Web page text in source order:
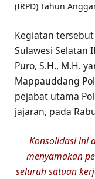
(IRPD) Tahun
Kegiatan
Sulawesi Selatan
Puro, S.H., M.H.
Mappauddang
pejabat utama
jajaran, pada
Konsolidasi ini
menyamakan
seluruh satuan